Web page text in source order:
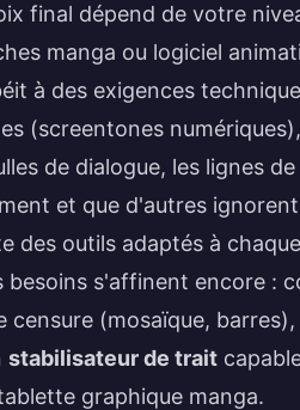
final dépend de votre
manga ou logiciel
à des exigences
(screentones
de dialogue, les lignes
et que d'autres
des outils adaptés à
besoins s'affinent encore :
censure (mosaïque,
stabilisateur de trait
graphique manga.